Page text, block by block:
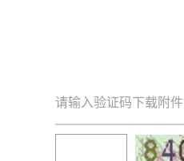
请输入验证码下载附件